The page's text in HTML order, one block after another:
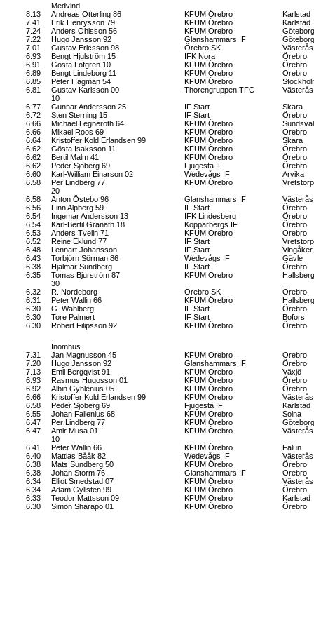
Medvind
8.13
Andreas Otterling 86 KFUM Örebro
Karlstad
7.41
Erik Henrysson 79 KFUM Örebro
Karlstad
7.24
Anders Ohlsson 56 KFUM Örebro
Göteborg
7.22
Hugo Jansson 92 Glanshammars IF
Göteborg
7.01
Gustav Ericsson 98 Örebro SK
Västerås
6.93
Bengt Hjulström 15 IFK Nora
Örebro
6.91
Gösta Löfgren 10 KFUM Örebro
Örebro
6.89
Bengt Lindeborg 11 KFUM Örebro
Örebro
6.85
Peter Hagman 54 KFUM Örebro
6.81
Gustav Karlsson 00 Thorengruppen TFC
Västerås
10
6.77
Gunnar Andersson 25 IF Start
Skara
6.72
Sten Sterning 15 IF Start
Örebro
6.66
Michael Legneroth 64 KFUM Örebro
6.66
Mikael Roos 69 KFUM Örebro
Örebro
6.64
Kristoffer Kold Erlandsen 99 KFUM Örebro
Skara
6.62
Gösta Isaksson 11 KFUM Örebro
Örebro
6.62
Bertil Malm 41 KFUM Örebro
Örebro
6.62
Peder Sjöberg 69 Fjugesta IF
Örebro
6.60
Karl-William Einarson 02 Wedevågs IF
Arvika
6.58
Per Lindberg 77 KFUM Örebro
Vretstorp
20
6.58
Anton Östebo 96 Glanshammars IF
Västerås
6.56
Finn Alpberg 59 IF Start
Örebro
6.54
Ingemar Andersson 13 IFK Lindesberg
Örebro
6.54
Karl-Bertil Granath 18 Kopparbergs IF
Örebro
6.53
Anders Tvelin 71 KFUM Örebro
Örebro
6.52
Reine Eklund 77 IF Start
Vretstorp
6.48
Lennart Johansson IF Start
Vingåker
6.43
Torbjörn Sörman 86 Wedevågs IF
Gävle
6.38
Hjalmar Sundberg IF Start
Örebro
6.35
Tomas Bjurström 87 KFUM Örebro
Hallsberg
30
6.32
R. Nordeborg Örebro SK
Örebro
6.31
Peter Wallin 66 KFUM Örebro
Hallsberg
6.30
G. Wahlberg IF Start
Örebro
6.30
Tore Palmert IF Start
Bofors
6.30
Robert Filipsson 92 KFUM Örebro Örebro
Inomhus
7.31
Jan Magnusson 45 KFUM Örebro
Örebro
7.20
Hugo Jansson 92 Glanshammars IF
Örebro
7.13
Emil Bergqvist 91 KFUM Örebro
Växjö
6.93
Rasmus Hugosson 01 KFUM Örebro
Örebro
6.92
Albin Gyhlenius 05 KFUM Örebro
Örebro
6.66
Kristoffer Kold Erlandsen 99 KFUM Örebro
Västerås
6.58
Peder Sjöberg 69 Fjugesta IF
Karlstad
6.55
Johan Fallenius 68 KFUM Örebro
Solna
6.47
Per Lindberg 77 KFUM Örebro
Göteborg
6.47
Amir Musa 01 KFUM Örebro
Västerås
10
6.41
Peter Wallin 66 KFUM Örebro
Falun
6.40
Mattias Bååk 82 Wedevågs IF
Västerås
6.38
Mats Sundberg 50 KFUM Örebro
Örebro
6.38
Johan Storm 76 Glanshammars IF
Örebro
6.34
Elliot Smedstad 07 KFUM Örebro
Västerås
6.34
Adam Gyllsten 99 KFUM Örebro
Örebro
6.33
Teodor Mattsson 09 KFUM Örebro
Karlstad
6.30
Simon Sharapo 01 KFUM Örebro Örebro